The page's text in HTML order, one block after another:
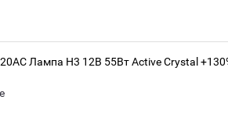
Лампа H3 12В 55Вт Active Crystal